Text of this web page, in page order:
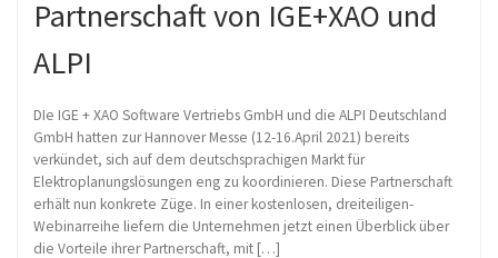
Partnerschaft von IGE+XAO und
ALPI
DIe IGE + XAO Software Vertriebs GmbH und die ALPI Deutschland
GmbH hatten zur Hannover Messe (12-16.April 2021) bereits
verkündet, sich auf dem deutschsprachigen Markt für
Elektroplanungslösungen eng zu koordinieren. Diese Partnerschaft
erhält nun konkrete Züge. In einer kostenlosen, dreiteiligen-
Webinarreihe liefern die Unternehmen jetzt einen Überblick über
die Vorteile ihrer Partnerschaft, mit […]